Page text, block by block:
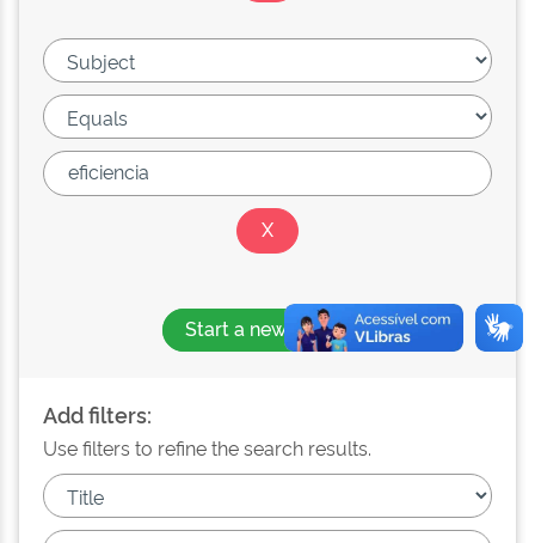
Start a new search
Add filters:
Use filters to refine the search results.